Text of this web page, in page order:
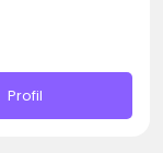
Profil